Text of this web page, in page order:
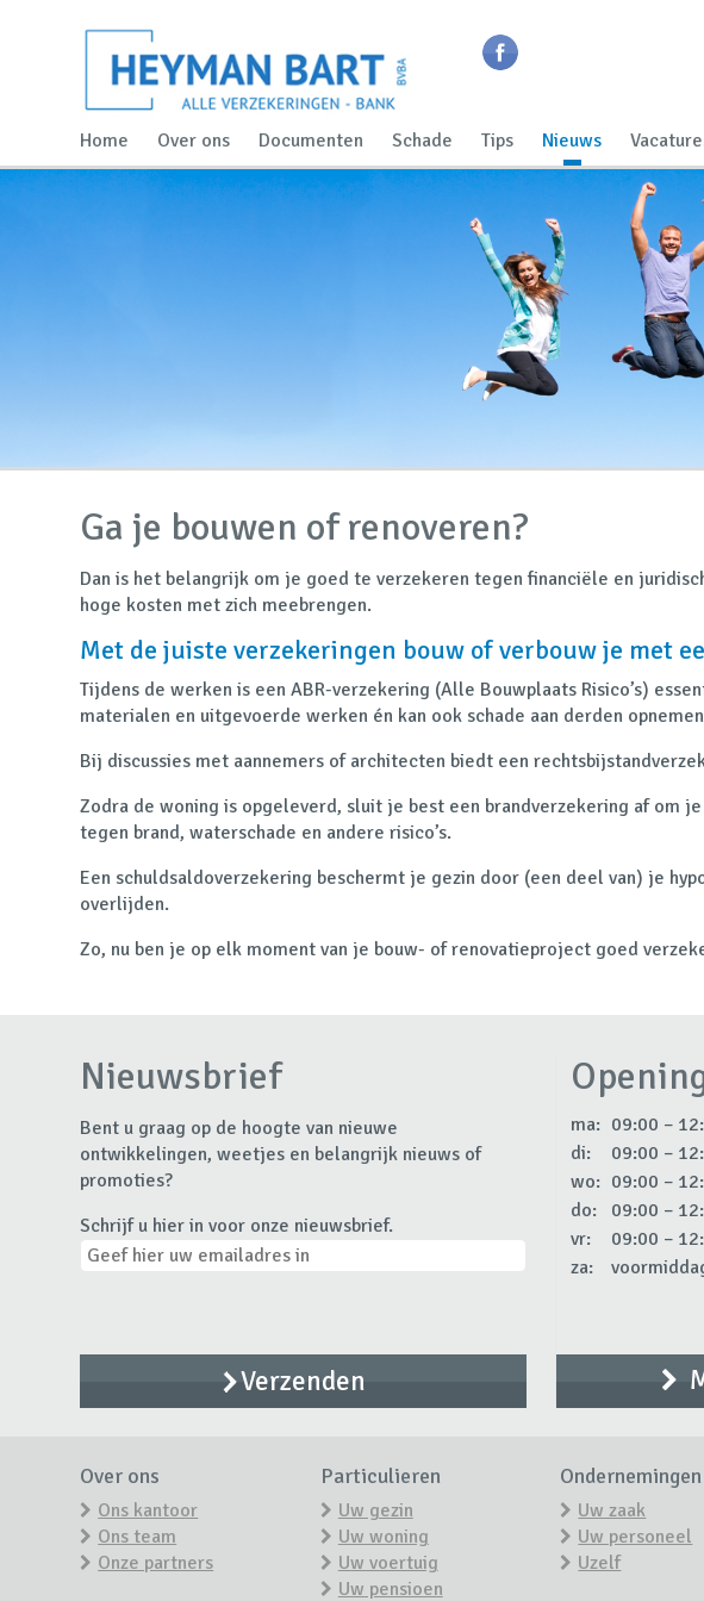
Home Over ons Documenten Schade Tips Nieuws
Ga je bouwen of renoveren?
Dan is het belangrijk om je goed te verzekeren tegen financiële en
hoge kosten met zich meebrengen.
Met de juiste verzekeringen bouw of verbouw je met
Tijdens de werken is een ABR-verzekering (Alle Bouwplaats Risico’s)
materialen en uitgevoerde werken én kan ook schade aan derden
Bij discussies met aannemers of architecten biedt een
Zodra de woning is opgeleverd, sluit je best een brandverzekering af om
tegen brand, waterschade en andere risico’s.
Een schuldsaldoverzekering beschermt je gezin door (een deel van) je
overlijden.
Zo, nu ben je op elk moment van je bouw- of renovatieproject goed
Nieuwsbrief
Bent u graag op de hoogte van nieuwe
ontwikkelingen, weetjes en belangrijk nieuws of
promoties?
Schrijf u hier in voor onze nieuwsbrief.
ma: 09:00 –
di:
09:00 –
wo: 09:00 –
do:
09:00 –
vr:
09:00 –
za:
Over ons
Ons kantoor
Ons team
Onze partners
Particulieren
Uw gezin
Uw woning
Uw voertuig
Uw pensioen
Ondernemingen
Uw zaak
Uw personeel
Uzelf